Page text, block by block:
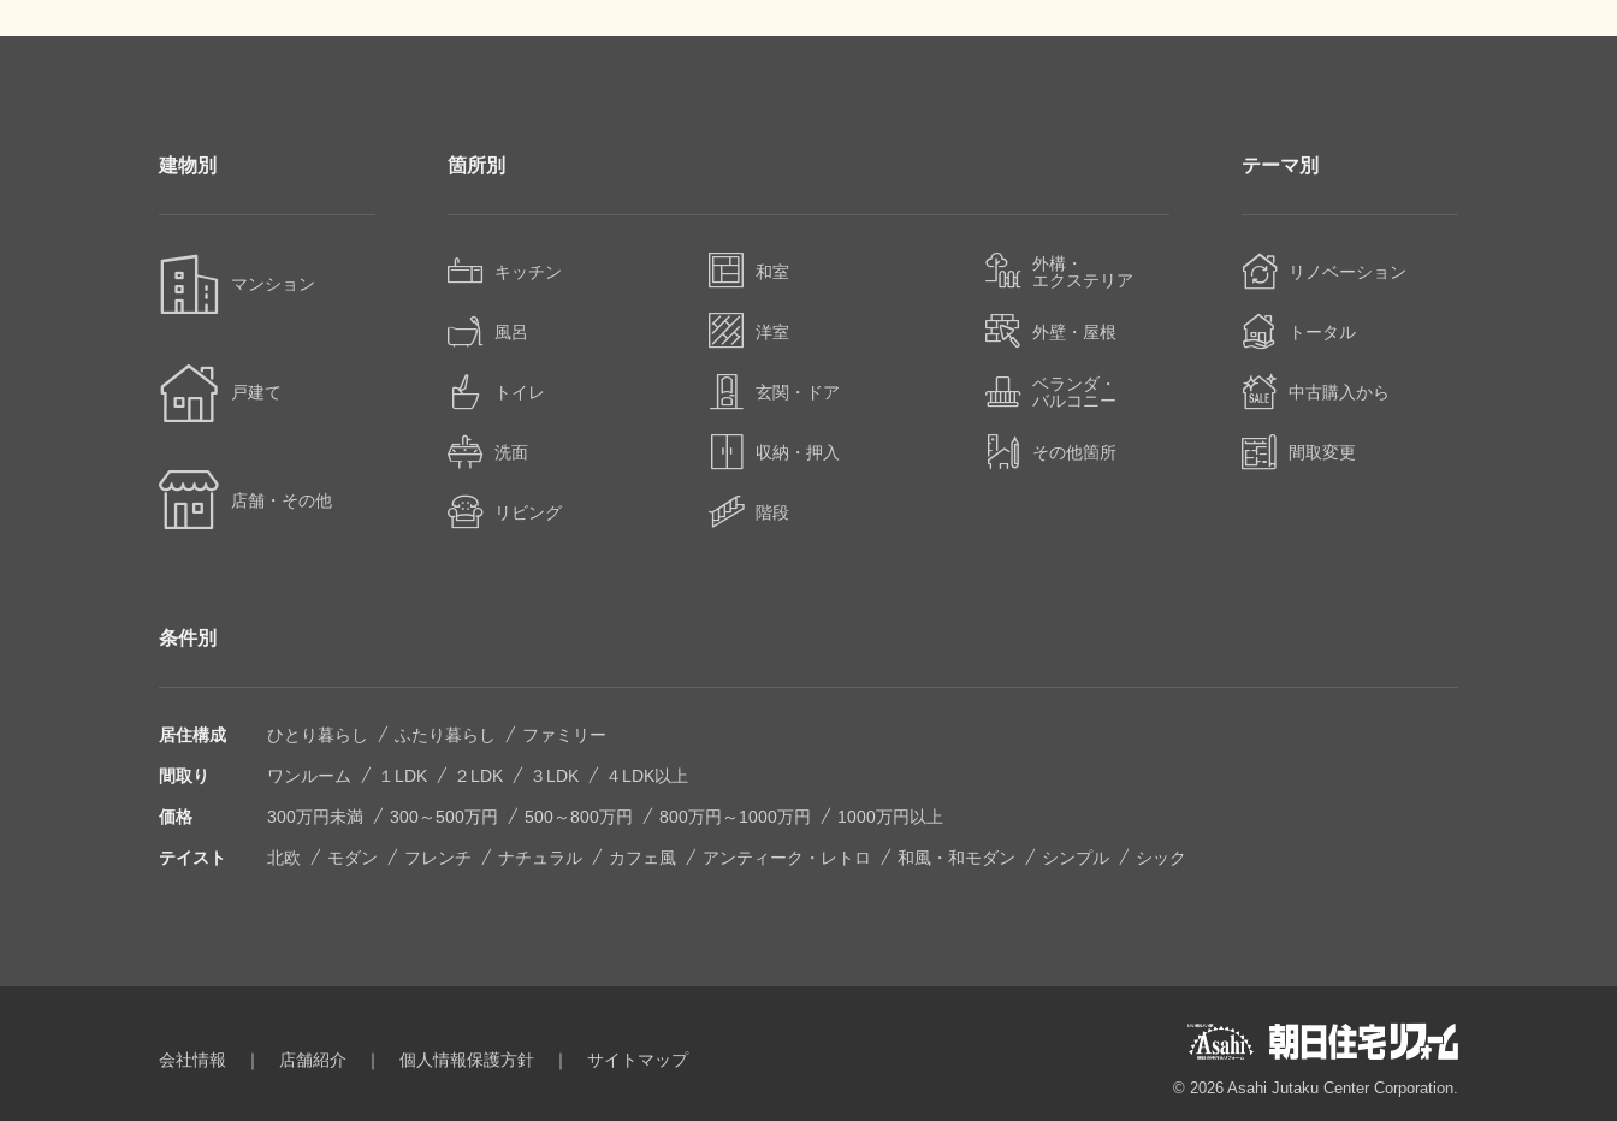
建物別
マンション
戸建て
店舗・その他
箇所別
キッチン
風呂
トイレ
洗面
リビング
和室
洋室
玄関・ドア
収納・押入
階段
外構・
エクステリア
外壁・屋根
ベランダ・
バルコニー
その他箇所
テーマ別
リノベーション
トータル
中古購入から
間取変更
条件別
居住構成 ひとり暮らし ふたり暮らし ファミリー
間取り ワンルーム １LDK ２LDK ３LDK ４LDK以上
価格 300万円未満 300～500万円 500～800万円 800万円～1000万円 1000万円以上
テイスト 北欧 モダン フレンチ ナチュラル カフェ風 アンティーク・レトロ 和風・和モダン シンプル シック
会社情報 ｜ 店舗紹介 ｜ 個人情報保護方針 ｜ サイトマップ
© 2026 Asahi Jutaku Center Corporation.